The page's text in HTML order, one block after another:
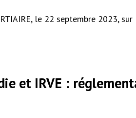
le 22 septembre 2023,
et IRVE :